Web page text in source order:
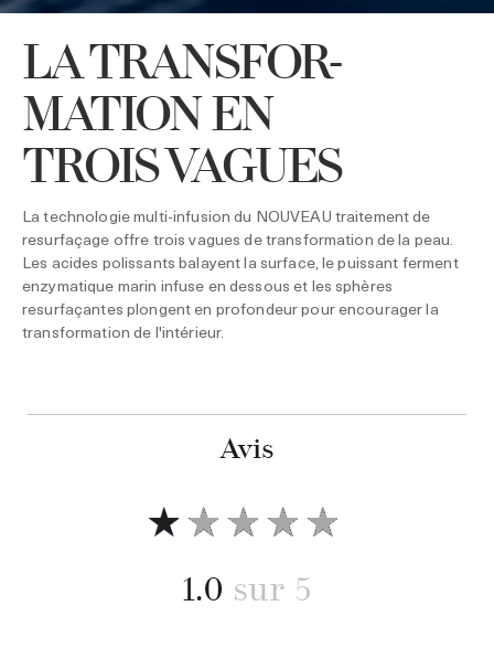
LA TRANSFOR-
MATION EN
TROIS VAGUES
La technologie multi-infusion du NOUVEAU traitement de
resurfaçage offre trois vagues de transformation de la peau.
Les acides polissants balayent la surface, le puissant ferment
enzymatique marin infuse en dessous et les sphères
resurfaçantes plongent en profondeur pour encourager la
transformation de l'intérieur.
Avis
1.0